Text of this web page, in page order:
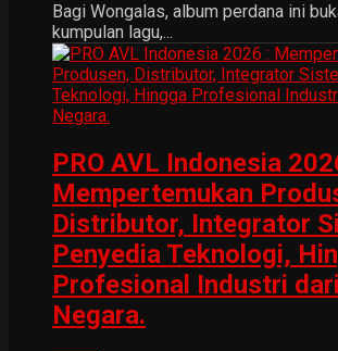
Bagi Wongalas, album perdana ini
kumpulan lagu,...
PRO AVL Indonesia
Mempertemukan
Distributor, Integrator
Penyedia Teknologi,
Profesional Industri
Negara.